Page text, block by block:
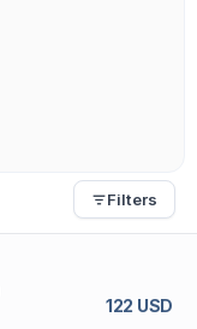
Filters
122 USD